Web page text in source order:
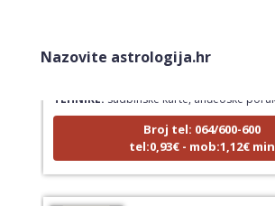
Nazovite astrologija.hr
Tarot savjetnik je zauzet
Broj tel: 064/600-600
tel:0,93€ - mob:1,12€ min